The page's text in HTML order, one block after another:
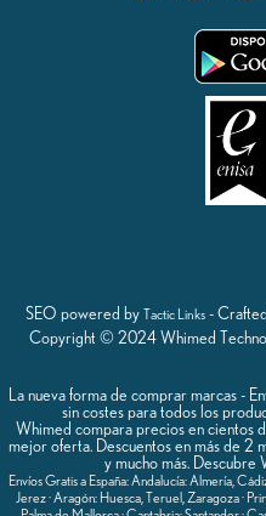
SEO powered by Tactic Links -
Copyright © 2024 Whimed
La nueva forma de comprar marcas -
sin costes para todos los
Whimed compara precios en cientos
mejor oferta. Descuentos en más de 2
y mucho más. Descubre
Envíos Gratis a España: Andalucía: Almería,
Jerez · Aragón: Huesca, Teruel, Zaragoza ·